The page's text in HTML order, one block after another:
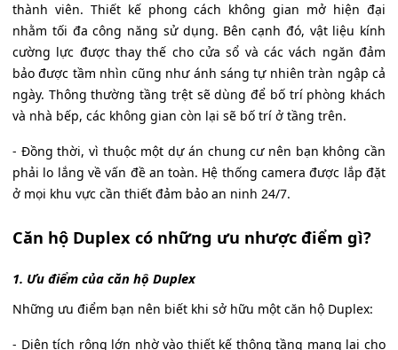
thành viên. Thiết kế phong cách không gian mở hiện đại
nhằm tối đa công năng sử dụng. Bên cạnh đó, vật liệu kính
cường lực được thay thế cho cửa sổ và các vách ngăn đảm
bảo được tầm nhìn cũng như ánh sáng tự nhiên tràn ngập cả
ngày. Thông thường tầng trệt sẽ dùng để bố trí phòng khách
và nhà bếp, các không gian còn lại sẽ bố trí ở tầng trên.
- Đồng thời, vì thuộc một dự án chung cư nên bạn không cần
phải lo lắng về vấn đề an toàn. Hệ thống camera được lắp đặt
ở mọi khu vực cần thiết đảm bảo an ninh 24/7.
Căn hộ Duplex có những ưu nhược điểm gì?
1. Ưu điểm của căn hộ Duplex
Những ưu điểm bạn nên biết khi sở hữu một căn hộ Duplex:
- Diện tích rộng lớn nhờ vào thiết kế thông tầng mang lại cho